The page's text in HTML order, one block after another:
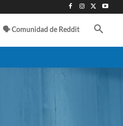
🗣️ Comunidad de Reddit